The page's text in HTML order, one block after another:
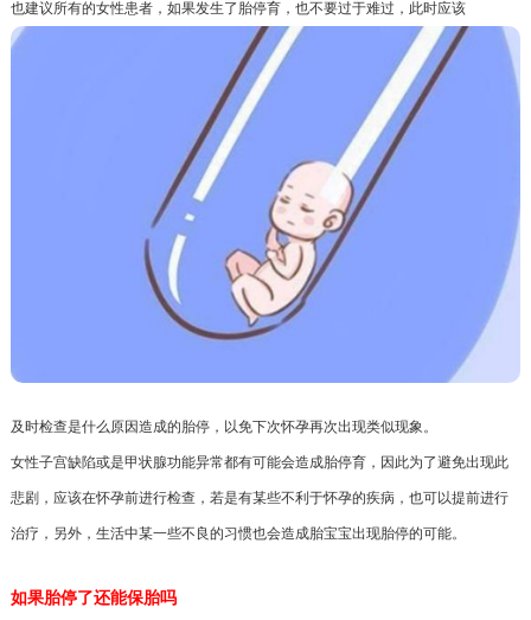
也建议所有的女性患者，如果发生了胎停育，也不要过于难过，此时应该
及时检查是什么原因造成的胎停，以免下次怀孕再次出现类似现象。
女性子宫缺陷或是甲状腺功能异常都有可能会造成胎停育，因此为了避免出现此
悲剧，应该在怀孕前进行检查，若是有某些不利于怀孕的疾病，也可以提前进行
治疗，另外，生活中某一些不良的习惯也会造成胎宝宝出现胎停的可能。
如果胎停了还能保胎吗